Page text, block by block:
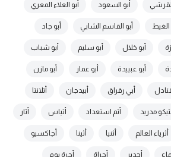
أبو السعود أبو العلاء المعري
الغيط أبو القاسم الشابي أبو جاد
أبو خلال أبو سليم أبو شباب
أبو عبييدة أبو عمار أبو مازن
أبي رقراق أبيدجان أتلانتا
مدريد أتم استعداد أتياس أثار
أثرياء العالم أثنيا أثينا أجاكسيو
أجدير أجراة أجرة يوم